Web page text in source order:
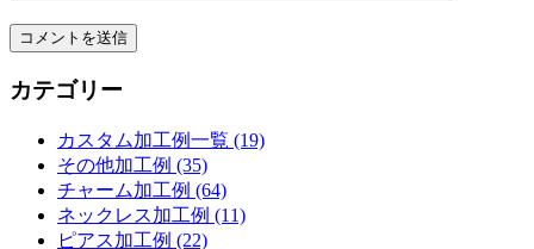
カテゴリー
カスタム加工例一覧 (19)
その他加工例 (35)
チャーム加工例 (64)
ネックレス加工例 (11)
ピアス加工例 (22)